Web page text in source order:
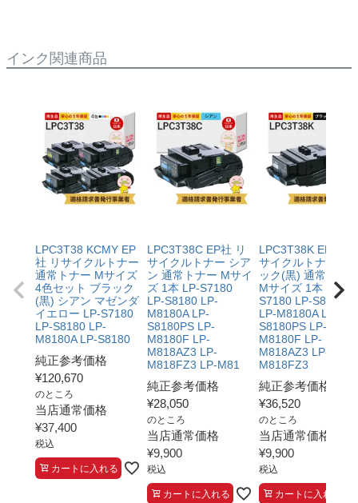
インク関連商品
LPC3T38 KCMY EP
社 リサイクルトナー
通常トナー Mサイズ
4色セット ブラック
(黒) シアン マゼンダ
イエロー LP-S7180
LP-S8180 LP-
M8180A LP-S8180
純正参考価格
¥120,670
のところ
当店通常価格
¥37,400
税込
カートに入れる
LPC3T38C EP社 リ
サイクルトナー シア
ン 通常トナー Mサイ
ズ 1本 LP-S7180
LP-S8180 LP-
M8180A LP-
S8180PS LP-
M8180F LP-
M818AZ3 LP-
M818FZ3 LP-M81
純正参考価格
¥28,050
のところ
当店通常価格
¥9,900
税込
カートに入れる
LPC3T38K EP社 リ
サイクルトナー ブ
ック(黒) 通常トナ
Mサイズ 1本 LP-
S7180 LP-S8180
LP-M8180A LP-
S8180PS LP-
M8180F LP-
M818AZ3 LP-
M818FZ3
純正参考価格
¥36,520
のところ
当店通常価格
¥9,900
税込
カートに入れる